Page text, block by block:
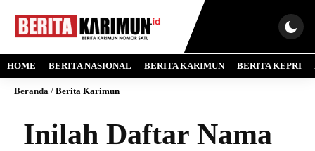
HOME BERITA NASIONAL BERITA KARIMUN BERITA KEPRI
Beranda / Berita Karimun
Inilah Daftar Nama